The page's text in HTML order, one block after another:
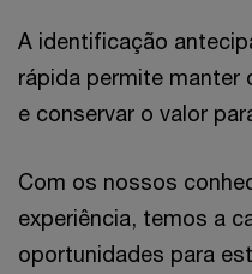
A identificação
rápida permite manter
e conservar o valor
Com os nossos
experiência, temos a
oportunidades para